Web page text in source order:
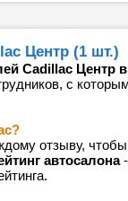
Центр (1 шт.)
Cadillac Центр
с
отзыву,
автосалона-